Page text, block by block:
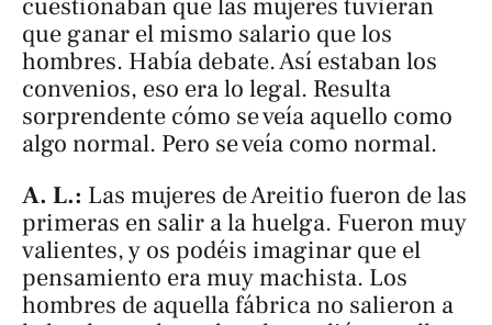
cuestionaban que las mujeres tuvieran
que ganar el mismo salario que los
hombres. Había debate. Así estaban los
convenios, eso era lo legal. Resulta
sorprendente cómo se veía aquello como
algo normal. Pero se veía como normal.
A. L.: Las mujeres de Areitio fueron de las
primeras en salir a la huelga. Fueron muy
valientes, y os podéis imaginar que el
pensamiento era muy machista. Los
hombres de aquella fábrica no salieron a